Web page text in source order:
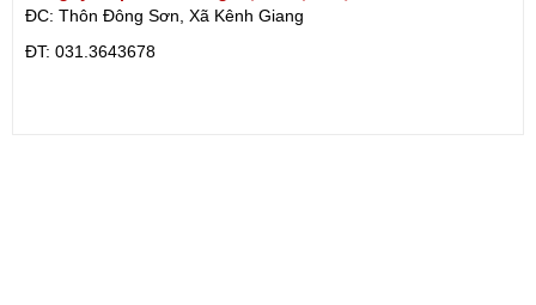
ĐC: Thôn Đông Sơn, Xã Kênh Giang
ÐT: 031.3643678